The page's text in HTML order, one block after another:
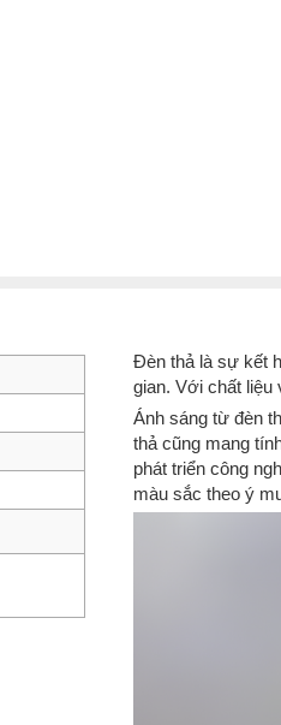
Đèn thả là sự kết
gian. Với chất liệu
Ánh sáng từ đèn
thả cũng mang
phát triển công
màu sắc theo ý